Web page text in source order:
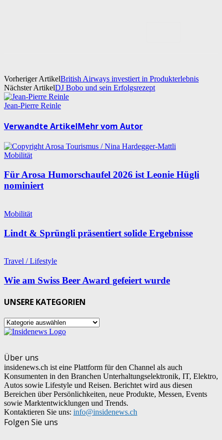
Vorheriger ArtikelBritish Airways investiert in Produkterlebnis
Nächster ArtikelDJ Bobo und sein Erfolgsrezept
Jean-Pierre Reinle
Verwandte ArtikelMehr vom Autor
Mobilität
Für Arosa Humorschaufel 2026 ist Leonie Hügli
nominiert
Mobilität
Lindt & Sprüngli präsentiert solide Ergebnisse
Travel / Lifestyle
Wie am Swiss Beer Award gefeiert wurde
UNSERE KATEGORIEN
UNSERE
KATEGORIEN
Über uns
insidenews.ch ist eine Plattform für den Channel als auch
Konsumenten in den Branchen Unterhaltungselektronik, IT, Elektro,
Autos sowie Lifestyle und Reisen. Berichtet wird aus diesen
Bereichen über Persönlichkeiten, neue Produkte, Messen, Events
sowie Marktentwicklungen und Trends.
Kontaktieren Sie uns: info@insidenews.ch
Folgen Sie uns